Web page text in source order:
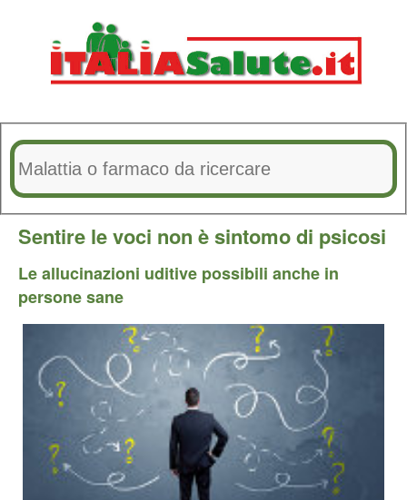
Sentire le voci non è sintomo di psicosi
Le allucinazioni uditive possibili anche in
persone sane